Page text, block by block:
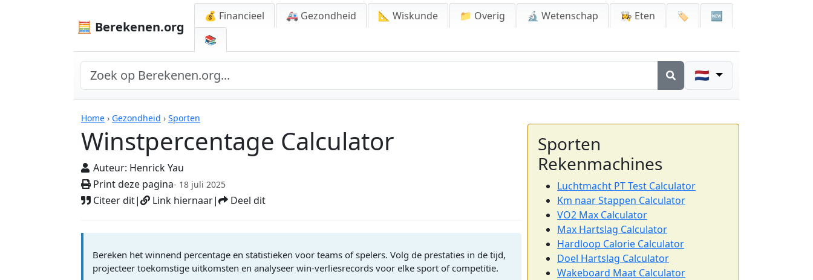
🧮 Berekenen.org
💰 Financieel 🚑 Gezondheid 📐 Wiskunde 📁 Overig 🔬 Wetenschap 👩‍🍳 Eten 🏷️
🆕
📚
🇳🇱
Home › Gezondheid › Sporten
Winstpercentage Calculator
Auteur: Henrick Yau
Print deze pagina- 18 juli 2025
Citeer dit| Link hiernaar| Deel dit
Rekenmachines
Bereken het winnend percentage en statistieken voor teams of spelers. Volg de prestaties in de tijd,
projecteer toekomstige uitkomsten en analyseer win-verliesrecords voor elke sport of competitie.
Sporten
Rekenmachines
Luchtmacht PT Test Calculator
Km naar Stappen Calculator
VO2 Max Calculator
Max Hartslag Calculator
Hardloop Calorie Calculator
Doel Hartslag Calculator
Wakeboard Maat Calculator